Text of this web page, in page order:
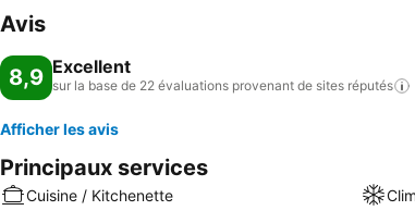
Avis
8,9 Excellent
sur la base de 22 évaluations provenant de sites réputés
Afficher les avis
Principaux services
Cuisine / Kitchenette